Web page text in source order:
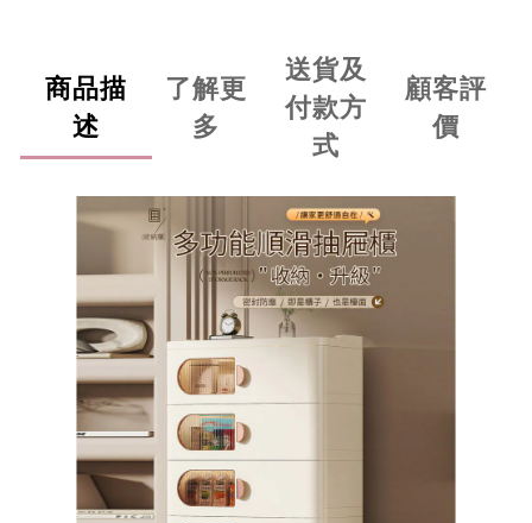
商品描
述
了解更
多
送貨及
付款方
式
顧客評
價